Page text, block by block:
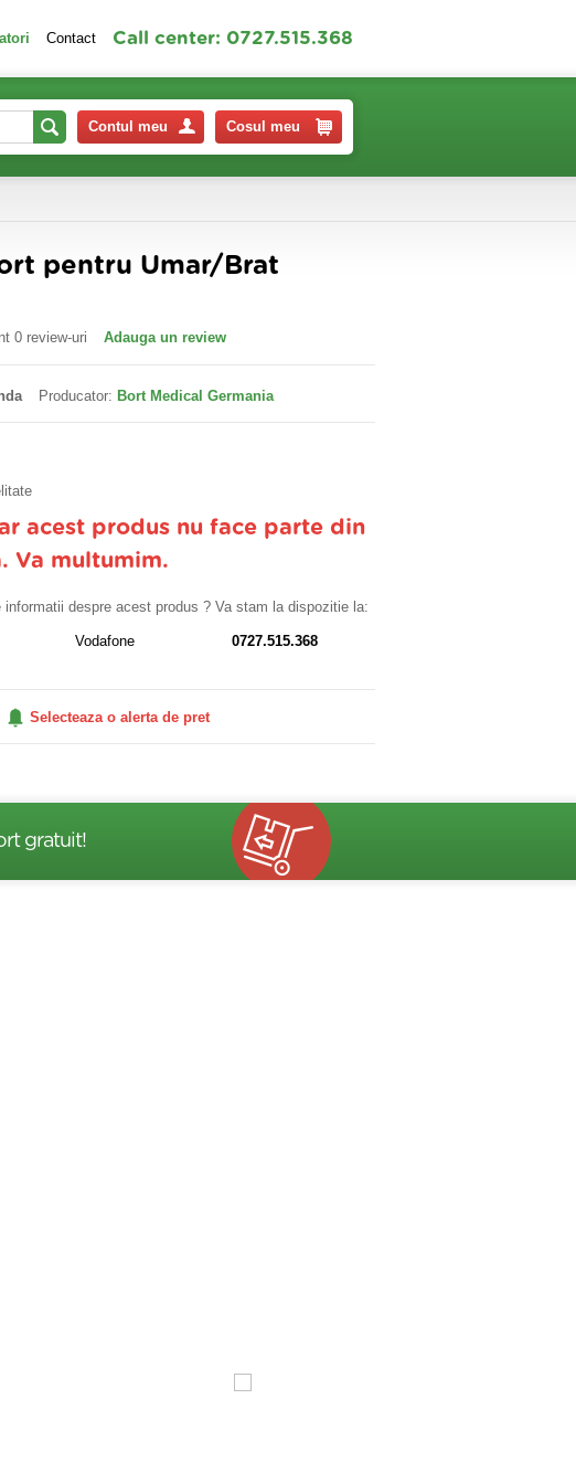
Contact Call center: 0727.515.368
Contul meu Cosul meu
pentru Umar/Brat
0 review-uri Adauga un review
Producator: Bort Medical Germania
acest produs nu face parte din
Va multumim.
despre acest produs ? Va stam la dispozitie la:
Vodafone
0727.515.368
Selecteaza o alerta de pret
gratuit!